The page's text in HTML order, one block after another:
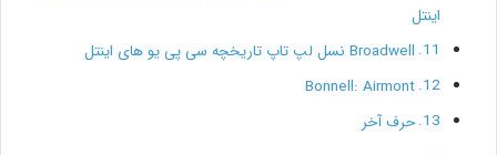
اینتل
Broadwell نسل لپ تاپ تاریخچه سی پی یو های اینتل
Bonnell: Airmont
حرف آخر